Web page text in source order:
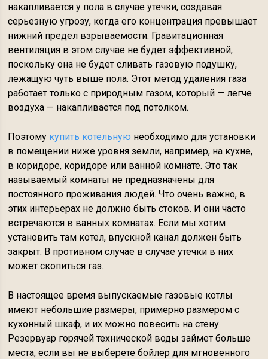
накапливается у пола в случае утечки, создавая
серьезную угрозу, когда его концентрация превышает
нижний предел взрываемости. Гравитационная
вентиляция в этом случае не будет эффективной,
поскольку она не будет сливать газовую подушку,
лежащую чуть выше пола. Этот метод удаления газа
работает только с природным газом, который — легче
воздуха — накапливается под потолком.
Поэтому купить котельную необходимо для установки
в помещении ниже уровня земли, например, на кухне,
в коридоре, коридоре или ванной комнате. Это так
называемый комнаты не предназначены для
постоянного проживания людей. Что очень важно, в
этих интерьерах не должно быть стоков. И они часто
встречаются в ванных комнатах. Если мы хотим
установить там котел, впускной канал должен быть
закрыт. В противном случае в случае утечки в них
может скопиться газ.
В настоящее время выпускаемые газовые котлы
имеют небольшие размеры, примерно размером с
кухонный шкаф, и их можно повесить на стену.
Резервуар горячей технической воды займет больше
места, если вы не выберете бойлер для мгновенного